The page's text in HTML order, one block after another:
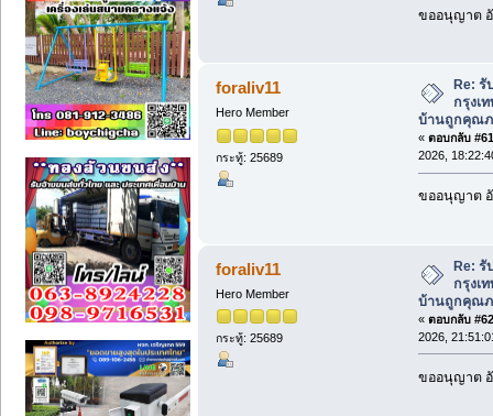
ขออนุญาต
foraliv11
Hero Member
กระทู้: 25689
Re: รั
กรุงเ
บ้านถูกคุณภ
« ตอบกลับ
2026,
ขออนุญาต
foraliv11
Hero Member
กระทู้: 25689
Re: รั
กรุงเ
บ้านถูกคุณภ
« ตอบกลับ
2026,
ขออนุญาต